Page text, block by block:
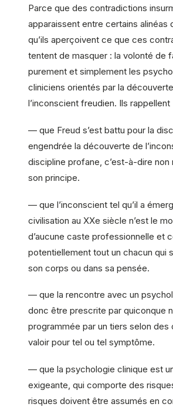
Parce que des contradictions
apparaissent entre certains alinéas
qu’ils aperçoivent ce que ces
tentent de masquer : la volonté de
purement et simplement les
cliniciens orientés par la
l’inconscient freudien. Ils rappellent
— que Freud s’est battu pour la
engendrée la découverte de
discipline profane, c’est-à-dire non
son principe.
— que l’inconscient tel qu’il a
civilisation au XXe siècle n’est le
d’aucune caste professionnelle et
potentiellement tout un chacun qui
son corps ou dans sa pensée.
— que la rencontre avec un
donc être prescrite par quiconque
programmée par un tiers selon
valoir pour tel ou tel symptôme.
— que la psychologie clinique est
exigeante, qui comporte des
risques doivent être assumés en